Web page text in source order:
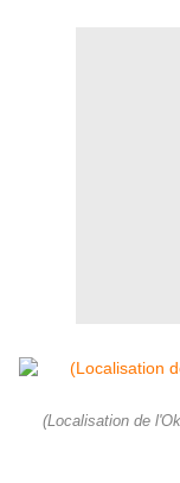
(Localisation de